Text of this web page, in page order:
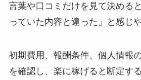
言葉や口コミだけを見て決める
っていた内容と違った」と感じ
初期費用、報酬条件、個人情報
を確認し、楽に稼げると断定す